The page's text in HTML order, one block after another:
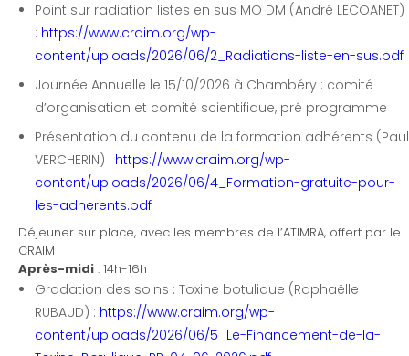
Point sur radiation listes en sus MO DM (André LECOANET)
: https://www.craim.org/wp-
content/uploads/2026/06/2_Radiations-liste-en-sus.pdf
Journée Annuelle le 15/10/2026 à Chambéry : comité
d’organisation et comité scientifique, pré programme
Présentation du contenu de la formation adhérents (Paul
VERCHERIN) : https://www.craim.org/wp-
content/uploads/2026/06/4_Formation-gratuite-pour-
les-adherents.pdf
Déjeuner sur place, avec les membres de l’ATIMRA, offert par le
CRAIM
Après-midi : 14h-16h
Gradation des soins : Toxine botulique (Raphaëlle
RUBAUD) : https://www.craim.org/wp-
content/uploads/2026/06/5_Le-Financement-de-la-